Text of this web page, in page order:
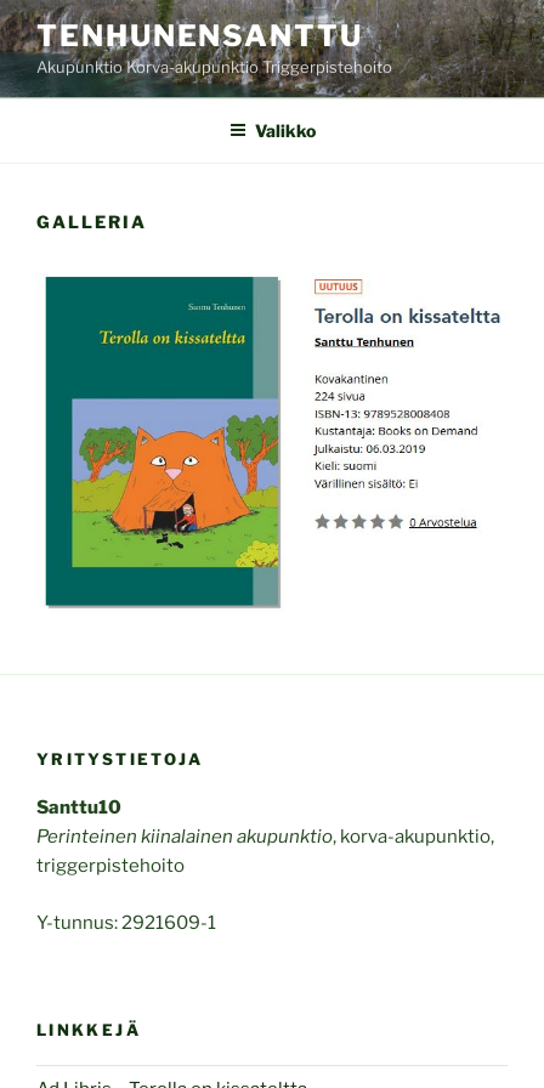
Siirry
sisältöönTENHUNENSANTTU
Akupunktio Korva-akupunktio Triggerpistehoito
Valikko
GALLERIA
YRITYSTIETOJA
Santtu10
Perinteinen kiinalainen akupunktio, korva-akupunktio,
triggerpistehoito
Y-tunnus: 2921609-1
LINKKEJÄ